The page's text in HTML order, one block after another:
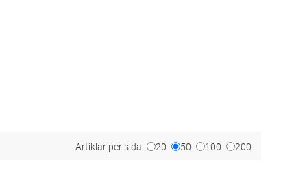
Artiklar per sida 20 50 100 200